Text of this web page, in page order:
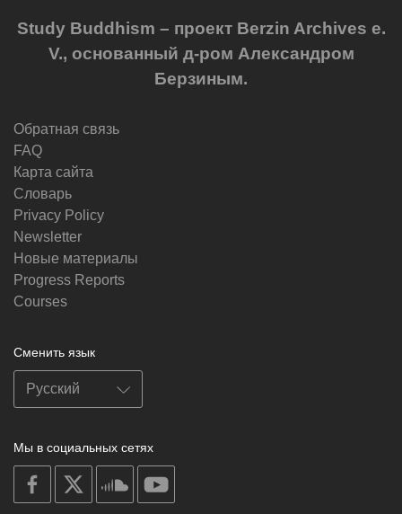
Study Buddhism – проект Berzin Archives e.
V., основанный д-ром Александром
Берзиным.
Обратная связь
FAQ
Карта сайта
Словарь
Privacy Policy
Newsletter
Новые материалы
Progress Reports
Courses
Сменить язык
Мы в социальных сетях
on
facebook
soundcloud